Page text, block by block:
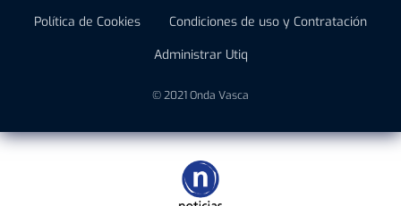
Política de Cookies
Condiciones de uso y Contratación
Administrar Utiq
© 2021 Onda Vasca